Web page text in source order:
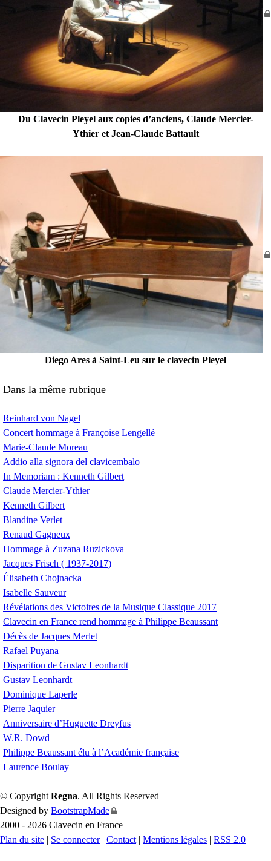
Du Clavecin Pleyel aux copies d’anciens, Claude Mercier-
Ythier et Jean-Claude Battault
Diego Ares à Saint-Leu sur le clavecin Pleyel
Dans la même rubrique
Reinhard von Nagel
Concert hommage à Françoise Lengellé
Marie-Claude Moreau
Addio alla signora del clavicembalo
In Memoriam : Kenneth Gilbert
Claude Mercier-Ythier
Kenneth Gilbert
Blandine Verlet
Renaud Gagneux
Hommage à Zuzana Ruzickova
Jacques Frisch ( 1937-2017)
Élisabeth Chojnacka
Isabelle Sauveur
Révélations des Victoires de la Musique Classique 2017
Clavecin en France rend hommage à Philippe Beaussant
Décès de Jacques Merlet
Rafael Puyana
Disparition de Gustav Leonhardt
Gustav Leonhardt
Dominique Laperle
Pierre Jaquier
Anniversaire d’Huguette Dreyfus
W.R. Dowd
Philippe Beaussant élu à l’Académie française
Laurence Boulay
© Copyright Regna. All Rights Reserved
Designed by BootstrapMade
2000 - 2026 Clavecin en France
Plan du site | Se connecter| Contact | Mentions légales | RSS 2.0